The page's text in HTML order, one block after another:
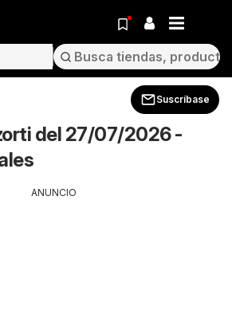
Suscríbase
del 27/07/2026 -
ANUNCIO